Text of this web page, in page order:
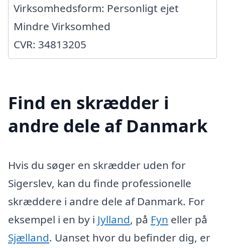
Virksomhedsform: Personligt ejet
Mindre Virksomhed
CVR: 34813205
Find en skrædder i
andre dele af Danmark
Hvis du søger en skrædder uden for
Sigerslev, kan du finde professionelle
skræddere i andre dele af Danmark. For
eksempel i en by i Jylland, på Fyn eller på
Sjælland. Uanset hvor du befinder dig, er